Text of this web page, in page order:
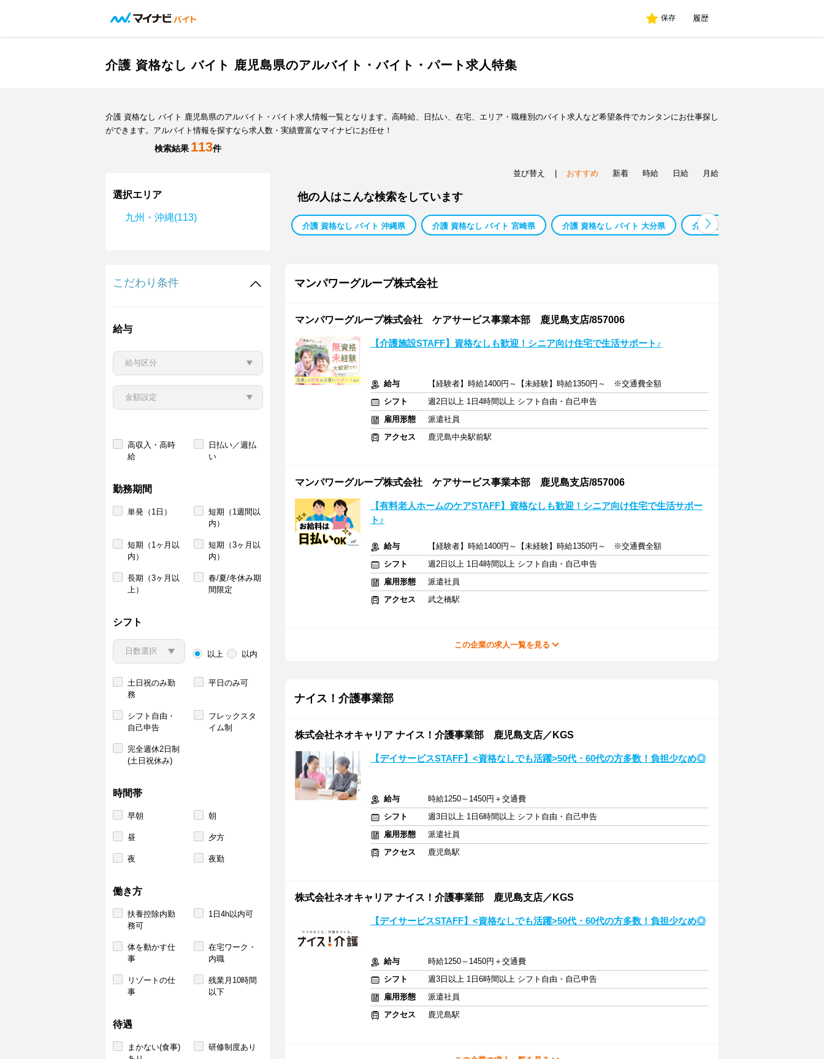
保存 履歴
介護 資格なし バイト 鹿児島県のアルバイト・バイト・パート求人特集
介護 資格なし バイト 鹿児島県のアルバイト・バイト求人情報一覧となります。高時給、日払い、在宅、エリア・職種別のバイト求人など希望条件でカンタンにお仕事探し
ができます。アルバイト情報を探すなら求人数・実績豊富なマイナビにお任せ！
検索結果 113件
選択エリア
九州・沖縄(113)
こだわり条件
給与
高収入・高時
給
日払い／週払
い
勤務期間
単発（1日）
短期（1週間以
内）
短期（1ヶ月以
内）
短期（3ヶ月以
内）
長期（3ヶ月以
上）
春/夏/冬休み期
間限定
シフト
以上 以内
土日祝のみ勤
務
平日のみ可
シフト自由・
自己申告
フレックスタ
イム制
完全週休2日制
(土日祝休み)
時間帯
早朝 朝
昼 夕方
夜 夜勤
働き方
扶養控除内勤
務可
1日4h以内可
体を動かす仕
事
在宅ワーク・
内職
リゾートの仕
事
残業月10時間
以下
待遇
まかない(食事)
研修制度あり
並び替え おすすめ 新着 時給 日給 月給
他の人はこんな検索をしています
介護 資格なし バイト 沖縄県 介護 資格なし バイト 宮崎県 介護 資格なし バイト 大分県 介護 資格なし バイト 熊本県
マンパワーグループ株式会社
マンパワーグループ株式会社 ケアサービス事業本部 鹿児島支店/857006
【介護施設STAFF】資格なしも歓迎！シニア向け住宅で生活サポート♪
給与
【経験者】時給1400円～【未経験】時給1350円～ ※交通費全額
シフト
週2日以上 1日4時間以上 シフト自由・自己申告
雇用形態
派遣社員
アクセス
鹿児島中央駅前駅
マンパワーグループ株式会社 ケアサービス事業本部 鹿児島支店/857006
【有料老人ホームのケアSTAFF】資格なしも歓迎！シニア向け住宅で生活サポー
ト♪
給与
【経験者】時給1400円～【未経験】時給1350円～ ※交通費全額
シフト
週2日以上 1日4時間以上 シフト自由・自己申告
雇用形態
派遣社員
アクセス
武之橋駅
この企業の求人一覧を見る
ナイス！介護事業部
株式会社ネオキャリア ナイス！介護事業部 鹿児島支店／KGS
【デイサービスSTAFF】<資格なしでも活躍>50代・60代の方多数！負担少なめ◎
給与
時給1250～1450円＋交通費
シフト
週3日以上 1日6時間以上 シフト自由・自己申告
雇用形態
派遣社員
アクセス
鹿児島駅
株式会社ネオキャリア ナイス！介護事業部 鹿児島支店／KGS
【デイサービスSTAFF】<資格なしでも活躍>50代・60代の方多数！負担少なめ◎
給与
時給1250～1450円＋交通費
シフト
週3日以上 1日6時間以上 シフト自由・自己申告
雇用形態
派遣社員
アクセス
鹿児島駅